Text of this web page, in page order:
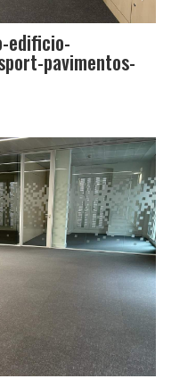
edificio-
pavimentos-